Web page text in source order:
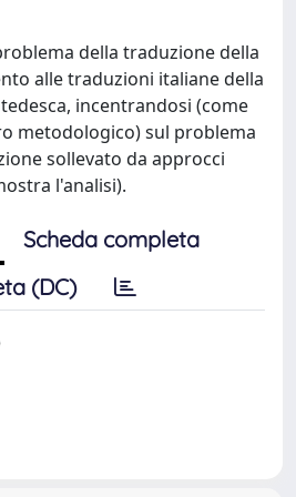
della traduzione della
alle traduzioni italiane della
incentrandosi (come
metodologico) sul problema
sollevato da approcci
l'analisi).
Scheda completa
(DC)